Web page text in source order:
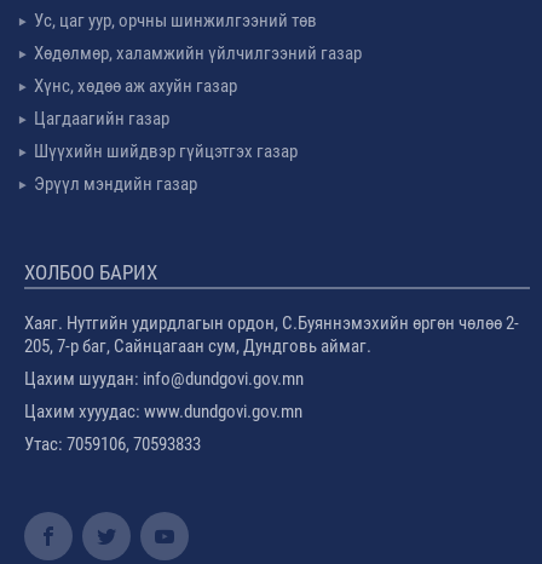
Ус, цаг уур, орчны шинжилгээний төв
Хөдөлмөр, халамжийн үйлчилгээний газар
Хүнс, хөдөө аж ахуйн газар
Цагдаагийн газар
Шүүхийн шийдвэр гүйцэтгэх газар
Эрүүл мэндийн газар
ХОЛБОО БАРИХ
Хаяг. Нутгийн удирдлагын ордон, С.Буяннэмэхийн өргөн чөлөө 2-
205, 7-р баг, Сайнцагаан сум, Дундговь аймаг.
Цахим шуудан: info@dundgovi.gov.mn
Цахим хууудас: www.dundgovi.gov.mn
Утас: 7059106, 70593833